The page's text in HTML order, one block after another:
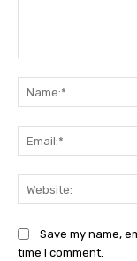
Save my name,
time I comment.